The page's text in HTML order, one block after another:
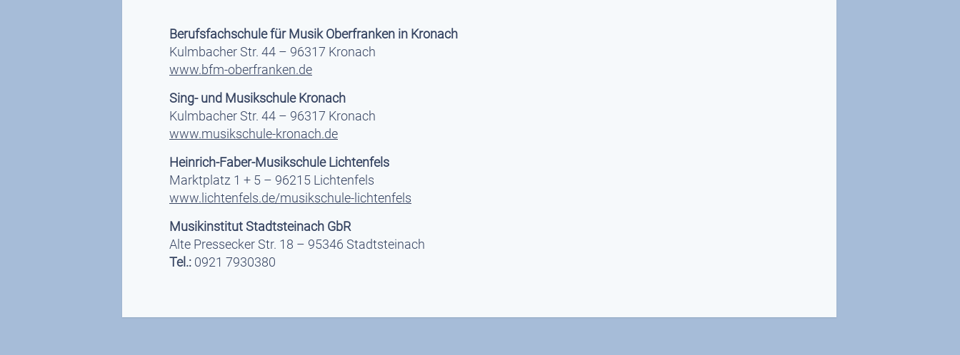
Berufsfachschule für Musik Oberfranken in Kronach
Kulmbacher Str. 44 – 96317 Kronach
www.bfm-oberfranken.de
Sing- und Musikschule Kronach
Kulmbacher Str. 44 – 96317 Kronach
www.musikschule-kronach.de
Heinrich-Faber-Musikschule Lichtenfels
Marktplatz 1 + 5 – 96215 Lichtenfels
www.lichtenfels.de/musikschule-lichtenfels
Musikinstitut Stadtsteinach GbR
Alte Pressecker Str. 18 – 95346 Stadtsteinach
Tel.: 0921 7930380